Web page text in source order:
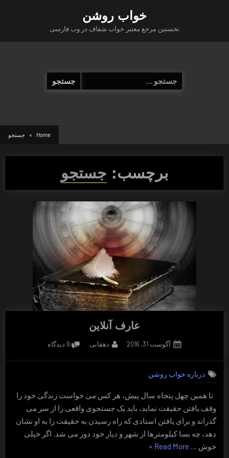
خواب روشن
نخستین مرجع معتبر خواب شفاف در وب فارسی
جستجو
برای:
Home جستجو
برچسب: جستجو
عارف آنلاین
Posted
آگوست 31, 2016 By
دهقانی 9 دیدگاه
برای
درباره خواب روشن
تا همین چهل پنجاه سال پیش، هر کس می خواست زندگی خود را
وقف یافتن حقیقت نماید، باید یک جستجوی واقعی را از سر می
گذراند و برای یافتن استادی که راه رسیدن به حقیقت را به او نشان
دهد، چه بسا کیلومترها از شهر و دیار خود دور می شد. اگر خیلی
خوش … Read More “عارف
»